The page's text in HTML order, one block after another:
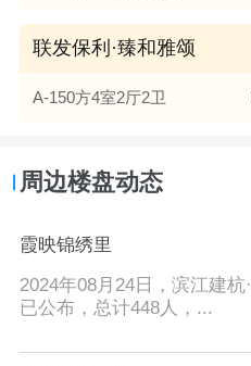
联发保利·臻和雅颂
A-150方4室2厅2卫
周边楼盘动态
霞映锦绣里
2024年08月24日，滨江建
已公布，总计448人，...